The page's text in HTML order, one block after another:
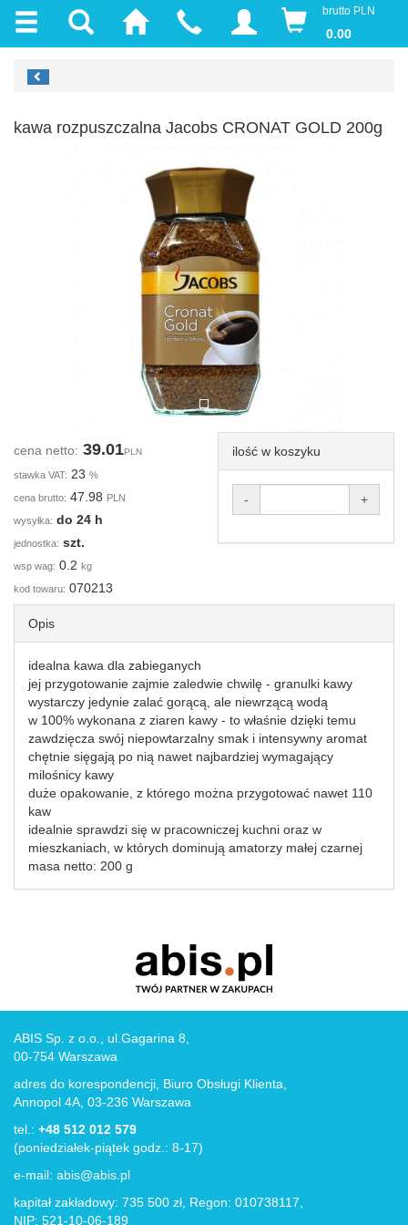
brutto PLN
0.00
kawa rozpuszczalna Jacobs CRONAT GOLD 200g
cena netto: 39.01PLN
stawka VAT: 23 %
cena brutto: 47.98 PLN
wysyłka: do 24 h
jednostka: szt.
wsp wag: 0.2 kg
kod towaru: 070213
ilość w koszyku
- +
Opis
idealna kawa dla zabieganych
jej przygotowanie zajmie zaledwie chwilę - granulki kawy
wystarczy jedynie zalać gorącą, ale niewrzącą wodą
w 100% wykonana z ziaren kawy - to właśnie dzięki temu
zawdzięcza swój niepowtarzalny smak i intensywny aromat
chętnie sięgają po nią nawet najbardziej wymagający
milośnicy kawy
duże opakowanie, z którego można przygotować nawet 110
kaw
idealnie sprawdzi się w pracowniczej kuchni oraz w
mieszkaniach, w których dominują amatorzy małej czarnej
masa netto: 200 g
ABIS Sp. z o.o., ul.Gagarina 8,
00-754 Warszawa
adres do korespondencji, Biuro Obsługi Klienta,
Annopol 4A, 03-236 Warszawa
tel.: +48 512 012 579
(poniedziałek-piątek godz.: 8-17)
e-mail: abis@abis.pl
kapitał zakładowy: 735 500 zł, Regon: 010738117,
NIP: 521-10-06-189